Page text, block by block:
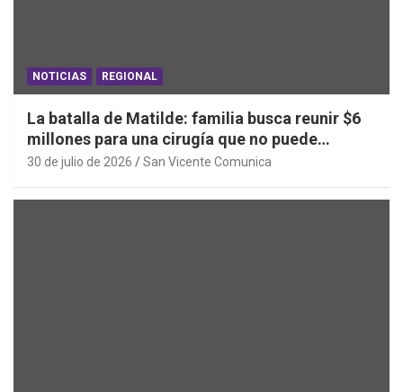
NOTICIAS REGIONAL
La batalla de Matilde: familia busca reunir $6
millones para una cirugía que no puede
esperar
30 de julio de 2026 San Vicente Comunica